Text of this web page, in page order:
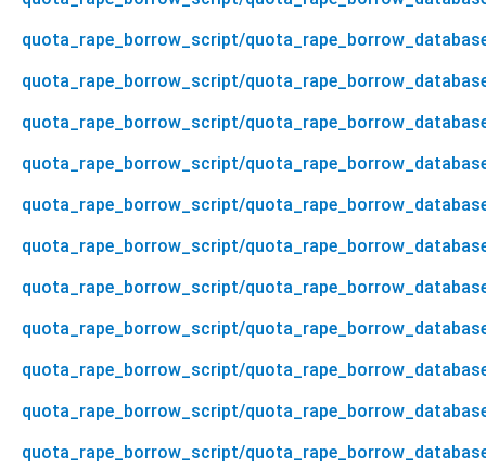
quota_rape_borrow_script/
quota_rape_borrow_script/
quota_rape_borrow_script/
quota_rape_borrow_script/
quota_rape_borrow_script/
quota_rape_borrow_script/
quota_rape_borrow_script/
quota_rape_borrow_script/
quota_rape_borrow_script/
quota_rape_borrow_script/
quota_rape_borrow_script/